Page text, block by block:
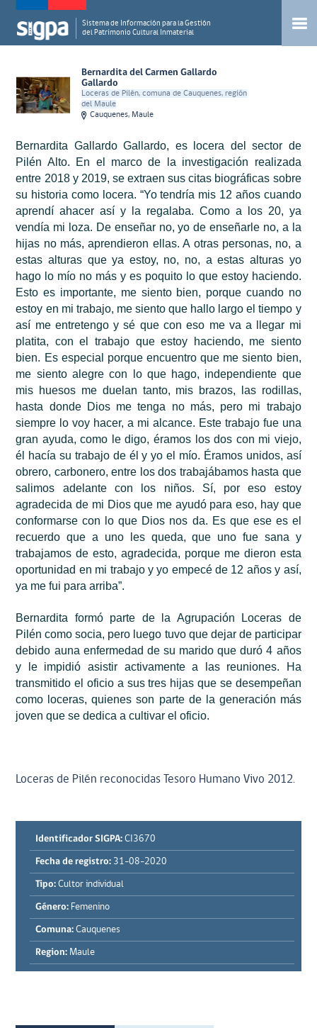
Sistema de Información para la Gestión
del Patrimonio Cultural Inmaterial
Bernardita del Carmen Gallardo
Gallardo
Loceras de Pilén, comuna de Cauquenes, región
del Maule
Cauquenes, Maule
Bernardita Gallardo Gallardo, es locera del sector de
Pilén Alto. En el marco de la investigación realizada
entre 2018 y 2019, se extraen sus citas biográficas sobre
su historia como locera. “Yo tendría mis 12 años cuando
aprendí ahacer así y la regalaba. Como a los 20, ya
vendía mi loza. De enseñar no, yo de enseñarle no, a la
hijas no más, aprendieron ellas. A otras personas, no, a
estas alturas que ya estoy, no, no, a estas alturas yo
hago lo mío no más y es poquito lo que estoy haciendo.
Esto es importante, me siento bien, porque cuando no
estoy en mi trabajo, me siento que hallo largo el tiempo y
así me entretengo y sé que con eso me va a llegar mi
platita, con el trabajo que estoy haciendo, me siento
bien. Es especial porque encuentro que me siento bien,
me siento alegre con lo que hago, independiente que
mis huesos me duelan tanto, mis brazos, las rodillas,
hasta donde Dios me tenga no más, pero mi trabajo
siempre lo voy hacer, a mi alcance. Este trabajo fue una
gran ayuda, como le digo, éramos los dos con mi viejo,
él hacía su trabajo de él y yo el mío. Éramos unidos, así
obrero, carbonero, entre los dos trabajábamos hasta que
salimos adelante con los niños. Sí, por eso estoy
agradecida de mi Dios que me ayudó para eso, hay que
conformarse con lo que Dios nos da. Es que ese es el
recuerdo que a uno les queda, que uno fue sana y
trabajamos de esto, agradecida, porque me dieron esta
oportunidad en mi trabajo y yo empecé de 12 años y así,
ya me fui para arriba”.
Bernardita formó parte de la Agrupación Loceras de
Pilén como socia, pero luego tuvo que dejar de participar
debido auna enfermedad de su marido que duró 4 años
y le impidió asistir activamente a las reuniones. Ha
transmitido el oficio a sus tres hijas que se desempeñan
como loceras, quienes son parte de la generación más
joven que se dedica a cultivar el oficio.
Loceras de Pilén reconocidas Tesoro Humano Vivo 2012.
Identificador SIGPA: CI3670
Fecha de registro: 31-08-2020
Tipo: Cultor individual
Género: Femenino
Comuna: Cauquenes
Region: Maule